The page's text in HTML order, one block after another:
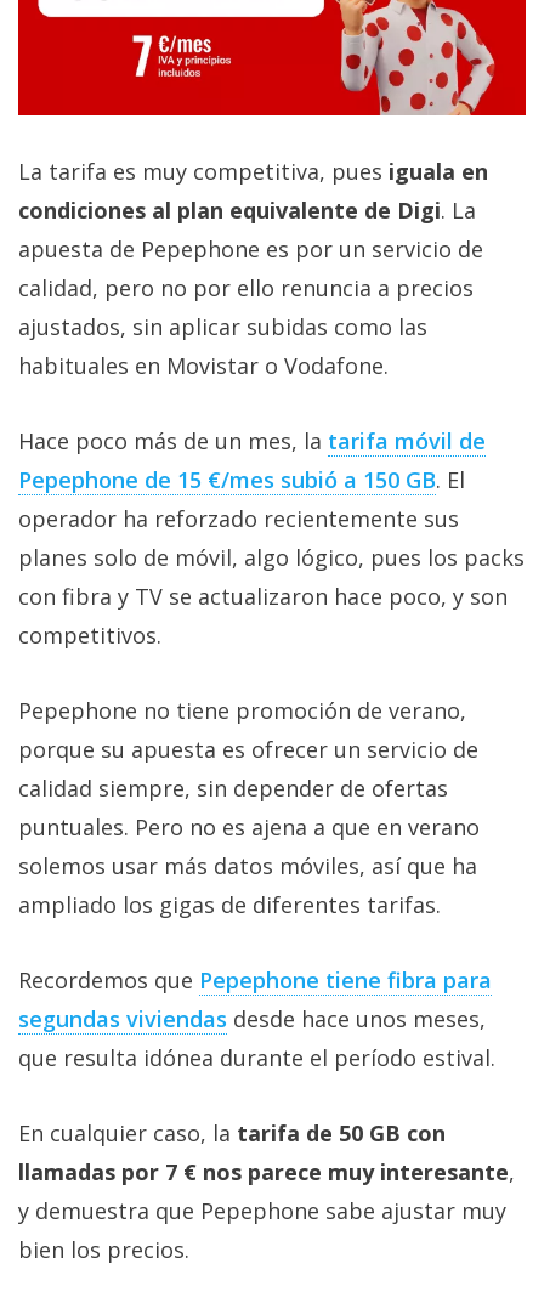
La tarifa es muy competitiva, pues iguala en
condiciones al plan equivalente de Digi. La
apuesta de Pepephone es por un servicio de
calidad, pero no por ello renuncia a precios
ajustados, sin aplicar subidas como las
habituales en Movistar o Vodafone.
Hace poco más de un mes, la tarifa móvil de
Pepephone de 15 €/mes subió a 150 GB‎. El
operador ha reforzado recientemente sus
planes solo de móvil, algo lógico, pues los packs
con fibra y TV se actualizaron hace poco, y son
competitivos.
Pepephone no tiene promoción de verano,
porque su apuesta es ofrecer un servicio de
calidad siempre, sin depender de ofertas
puntuales. Pero no es ajena a que en verano
solemos usar más datos móviles, así que ha
ampliado los gigas de diferentes tarifas.
Recordemos que Pepephone tiene fibra para
segundas viviendas‎ desde hace unos meses,
que resulta idónea durante el período estival.
En cualquier caso, la tarifa de 50 GB con
llamadas por 7 € nos parece muy interesante,
y demuestra que Pepephone sabe ajustar muy
bien los precios.